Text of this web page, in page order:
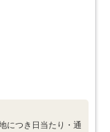
につき日当たり・通